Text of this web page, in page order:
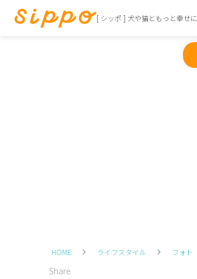
[ シッポ ] 犬や猫ともっと幸せに
HOME ライフスタイル フォト
Share